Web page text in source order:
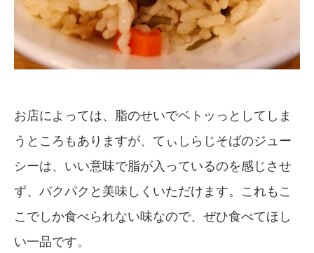
お店によっては、脂のせいでベトッっとしてしま
うところもありますが、てぃしらじそばのジュー
シーは、いい意味で脂が入っているのを感じさせ
ず、パクパクと美味しくいただけます。これもこ
こでしか食べられない味なので、ぜひ食べてほし
い一品です。